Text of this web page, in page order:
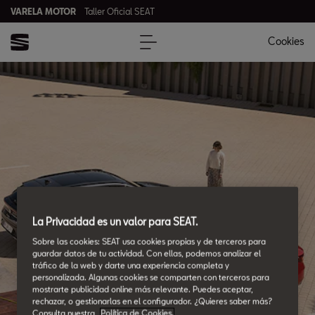
VARELA MOTOR Taller Oficial SEAT
Cookies
La Privacidad es un valor para SEAT.
Sobre las cookies: SEAT usa cookies propias y de terceros para
guardar datos de tu actividad. Con ellas, podemos analizar el
tráfico de la web y darte una experiencia completa y
personalizada. Algunas cookies se comparten con terceros para
mostrarte publicidad online más relevante. Puedes aceptar,
rechazar, o gestionarlas en el configurador. ¿Quieres saber más?
Consulta nuestra
Política de Cookies.